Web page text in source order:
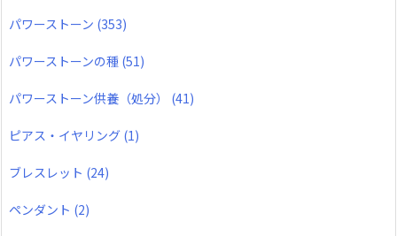
パワーストーン (353)
パワーストーンの種 (51)
パワーストーン供養（処分） (41)
ピアス・イヤリング (1)
ブレスレット (24)
ペンダント (2)